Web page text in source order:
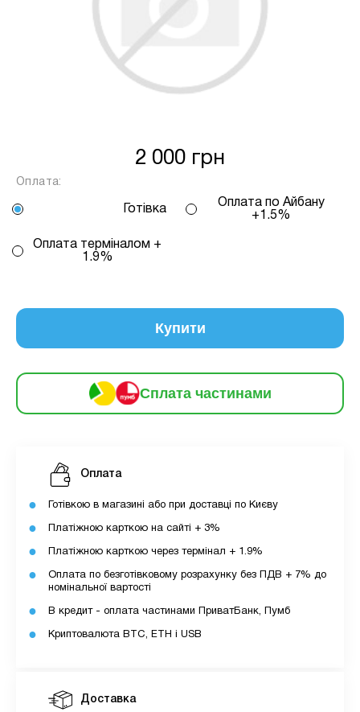
2 000 грн
Оплата:
Готівка
Оплата по Айбану
+1.5%
Оплата терміналом +
1.9%
Купити
Сплата частинами
залежить від кількості обраних вами
платежів, від 2 до 25, тая віраховується за
допомогою калькулятору або за
консультацією нашого менеджера.
МИТТЄВА РОЗСТРОЧКА чи ОПЛАТА
Якщо сума доступного ліміту в застосунку менша
можливість доплатити різницю безпосередньо в
частинами
3
9
12
723 грн
придбати товар в розстрочку.
Для оформлення розстрочки вам необхідно
мати відкритий ліміт для розстрочки в
вашому доступному ліміту в додатку.
З боку ПУМБ немає жодних прихованих комісій
чи прихованих платежів.
Доставка
Оплата
Готівкою в магазині або при доставці по Києву
Платіжною карткою на сайті + 3%
Платіжною карткою через термінал + 1.9%
Оплата по безготівковому розрахунку без ПДВ + 7% до
номінальної вартості
В кредит - оплата частинами ПриватБанк, Пумб
Криптовалюта BTC, ETH і USB